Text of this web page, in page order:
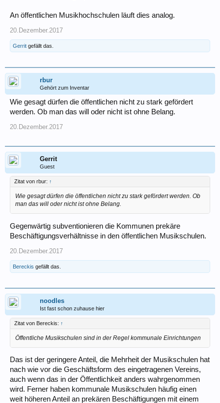
An öffentlichen Musikhochschulen läuft dies analog.
20.Dezember.2017
Gerrit gefällt das.
rbur
Gehört zum Inventar
Wie gesagt dürfen die öffentlichen nicht zu stark gefördert
werden. Ob man das will oder nicht ist ohne Belang.
20.Dezember.2017
Gerrit
Guest
Zitat von rbur: ↑
Wie gesagt dürfen die öffentlichen nicht zu stark gefördert werden. Ob
man das will oder nicht ist ohne Belang.
Gegenwärtig subventionieren die Kommunen prekäre
Beschäftigungsverhältnisse in den öffentlichen Musikschulen.
20.Dezember.2017
Bereckis gefällt das.
noodles
Ist fast schon zuhause hier
Zitat von Bereckis: ↑
Öffentliche Musikschulen sind in der Regel kommunale Einrichtungen
Das ist der geringere Anteil, die Mehrheit der Musikschulen hat
nach wie vor die Geschäftsform des eingetragenen Vereins,
auch wenn das in der Öffentlichkeit anders wahrgenommen
wird. Ferner haben kommunale Musikschulen häufig einen
weit höheren Anteil an prekären Beschäftigungen mit einem